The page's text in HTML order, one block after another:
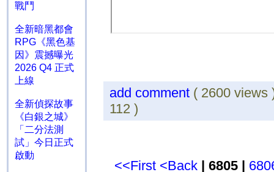
戰鬥
全新暗黑都會
RPG《黑色基
因》震撼曝光
2026 Q4 正式
上線
全新偵探故事
《白銀之城》
「二分法測
試」今日正式
啟動
add comment ( 2600
112 )
<<First <Back | 6805 |